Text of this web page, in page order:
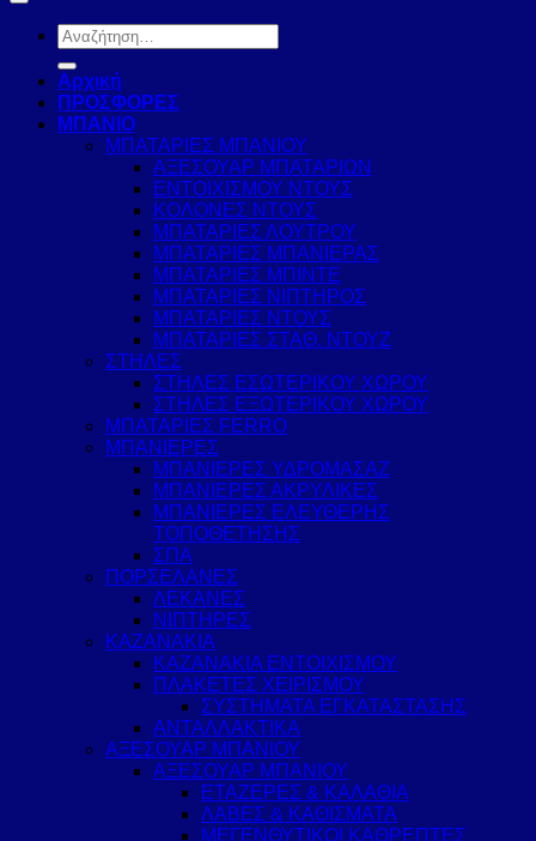
Αναζήτηση
για:
Αρχική
ΠΡΟΣΦΟΡΕΣ
ΜΠΑΝΙΟ
ΜΠΑΤΑΡΙΕΣ ΜΠΑΝΙΟΥ
ΑΞΕΣΟΥΑΡ ΜΠΑΤΑΡΙΩΝ
ΕΝΤΟΙΧΙΣΜΟΥ ΝΤΟΥΣ
ΚΟΛΟΝΕΣ ΝΤΟΥΣ
ΜΠΑΤΑΡΙΕΣ ΛΟΥΤΡΟΥ
ΜΠΑΤΑΡΙΕΣ ΜΠΑΝΙΕΡΑΣ
ΜΠΑΤΑΡΙΕΣ ΜΠΙΝΤΕ
ΜΠΑΤΑΡΙΕΣ ΝΙΠΤΗΡΟΣ
ΜΠΑΤΑΡΙΕΣ ΝΤΟΥΣ
ΜΠΑΤΑΡΙΕΣ ΣΤΑΘ. ΝΤΟΥΖ
ΣΤΗΛΕΣ
ΣΤΗΛΕΣ ΕΣΩΤΕΡΙΚΟΥ ΧΩΡΟΥ
ΣΤΗΛΕΣ ΕΞΩΤΕΡΙΚΟΥ ΧΩΡΟΥ
ΜΠΑΤΑΡΙΕΣ FERRO
ΜΠΑΝΙΕΡΕΣ
ΜΠΑΝΙΕΡΕΣ ΥΔΡΟΜΑΣΑΖ
ΜΠΑΝΙΕΡΕΣ ΑΚΡΥΛΙΚΕΣ
ΜΠΑΝΙΕΡΕΣ ΕΛΕΥΘΕΡΗΣ
ΤΟΠΟΘΕΤΗΣΗΣ
ΣΠΑ
ΠΟΡΣΕΛΑΝΕΣ
ΛΕΚΑΝΕΣ
ΝΙΠΤΗΡΕΣ
ΚΑΖΑΝΑΚΙΑ
ΚΑΖΑΝΑΚΙΑ ΕΝΤΟΙΧΙΣΜΟΥ
ΠΛΑΚΕΤΕΣ ΧΕΙΡΙΣΜΟΥ
ΣΥΣΤΗΜΑΤΑ ΕΓΚΑΤΑΣΤΑΣΗΣ
ΑΝΤΑΛΛΑΚΤΙΚΑ
ΑΞΕΣΟΥΑΡ ΜΠΑΝΙΟΥ
ΑΞΕΣΟΥΑΡ ΜΠΑΝΙΟΥ
ΕΤΑΖΕΡΕΣ & ΚΑΛΑΘΙΑ
ΛΑΒΕΣ & ΚΑΘΙΣΜΑΤΑ
ΜΕΓΕΝΘΥΤΙΚΟΙ ΚΑΘΡΕΠΤΕΣ